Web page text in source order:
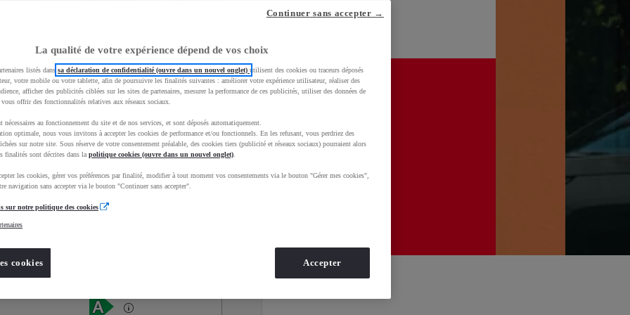
Services Concession
Occasions
La qualité de votre expérience dépend de vos choix
listés dans sa déclaration de confidentialité (ouvre dans un nouvel onglet) utilisent des cookies ou traceurs déposés
votre mobile ou votre tablette, afin de poursuivre les finalités suivantes : améliorer votre expérience utilisateur, réaliser des
afficher des publicités ciblées sur les sites de partenaires, mesurer la performance de ces publicités, utiliser des données de
offrir des fonctionnalités relatives aux réseaux sociaux.
nécessaires au fonctionnement du site et de nos services, et sont déposés automatiquement.
optimale, nous vous invitons à accepter les cookies de performance et/ou fonctionnels. En les refusant, vous perdriez des
sur notre site. Sous réserve de votre consentement préalable, des cookies tiers (publicité et réseaux sociaux) pourraient alors
finalités sont décrites dans la politique cookies (ouvre dans un nouvel onglet)
les cookies, gérer vos préférences par finalité, modifier à tout moment vos consentements via le bouton "Gérer mes cookies",
navigation sans accepter via le bouton "Continuer sans accepter".
sur notre politique des cookies
cookies
Continuer sans accepter →
Accepter